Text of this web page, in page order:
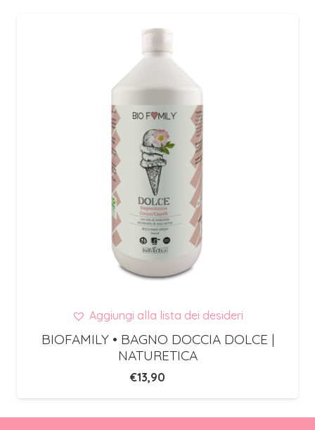
Aggiungi alla lista dei desideri
BIOFAMILY • BAGNO DOCCIA DOLCE |
NATURETICA
€13,90